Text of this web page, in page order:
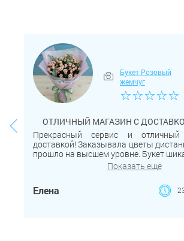
<
Букет Розовый
жемчуг
☆☆☆☆☆
ОТЛИЧНЫЙ МАГАЗИН С
Прекрасный сервис и
доставкой! Заказывала цветы
прошло на высшем уровне. Букет
простояли очень долго.
вежливость курьера и
спасибо за вашу работу, смело
Показать еще
Елена